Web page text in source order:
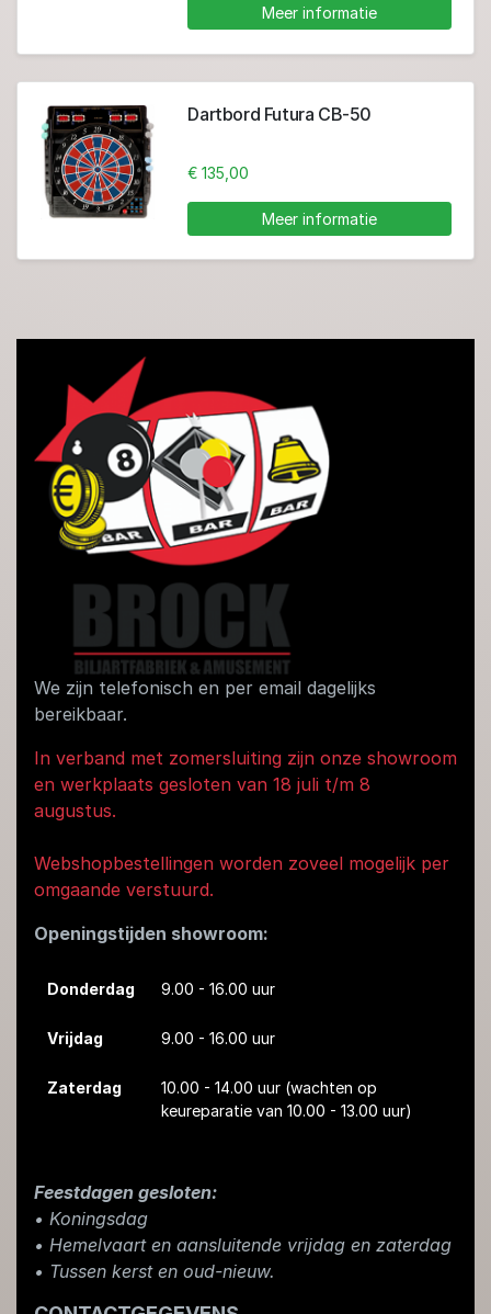
Meer informatie
Dartbord Futura CB-50
€ 135,00
Meer informatie
We zijn telefonisch en per email dagelijks
bereikbaar.
In verband met zomersluiting zijn onze showroom
en werkplaats gesloten van 18 juli t/m 8
augustus.
Webshopbestellingen worden zoveel mogelijk per
omgaande verstuurd.
Openingstijden showroom:
Donderdag 9.00 - 16.00 uur
Vrijdag 9.00 - 16.00 uur
Zaterdag 10.00 - 14.00 uur (wachten op
keureparatie van 10.00 - 13.00 uur)
Feestdagen gesloten:
• Koningsdag
​• Hemelvaart en aansluitende vrijdag en zaterdag
• Tussen kerst en oud-nieuw.